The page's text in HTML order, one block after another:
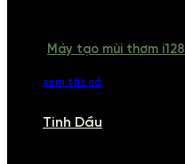
Máy tạo mùi thơm i128
xem tất cả
Tinh Dầu